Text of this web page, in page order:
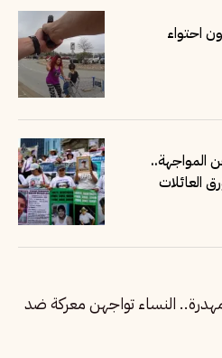
احتواء
المواجهة..
العائلات
النساء تواجهن معركة ضد